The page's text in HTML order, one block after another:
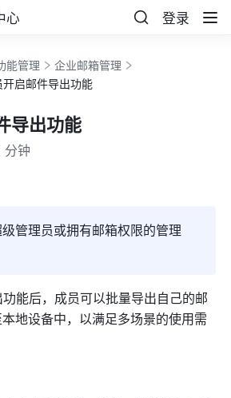
心 登录
能管理
企业邮箱管理
开启邮件导出功能
导出功能
分钟
管理员或拥有邮箱权限的管理
能后，成员可以批量导出自己的邮
地设备中，以满足多场景的使用需